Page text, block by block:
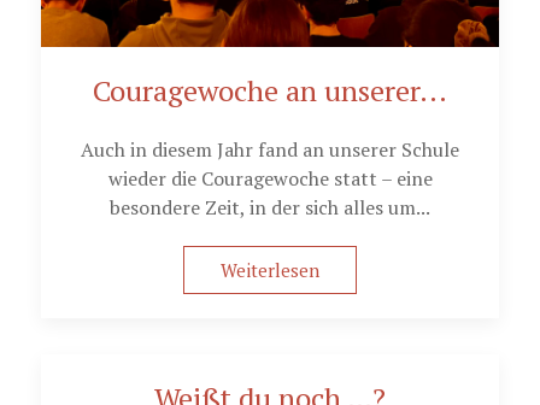
Couragewoche an unserer...
Auch in diesem Jahr fand an unserer Schule
wieder die Couragewoche statt – eine
besondere Zeit, in der sich alles um...
Weiterlesen